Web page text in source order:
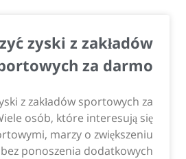
zyski z zakładów
za darmo?
z zakładów sportowych za
osób, które interesują się
marzy o zwiększeniu
ponoszenia dodatkowych...